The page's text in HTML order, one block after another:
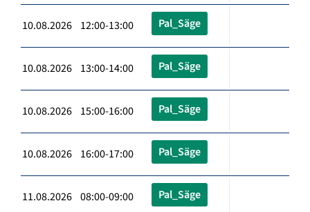
10.08.2026 12:00-13:00 Pal_Säge
10.08.2026 13:00-14:00 Pal_Säge
10.08.2026 15:00-16:00 Pal_Säge
10.08.2026 16:00-17:00 Pal_Säge
11.08.2026 08:00-09:00 Pal_Säge